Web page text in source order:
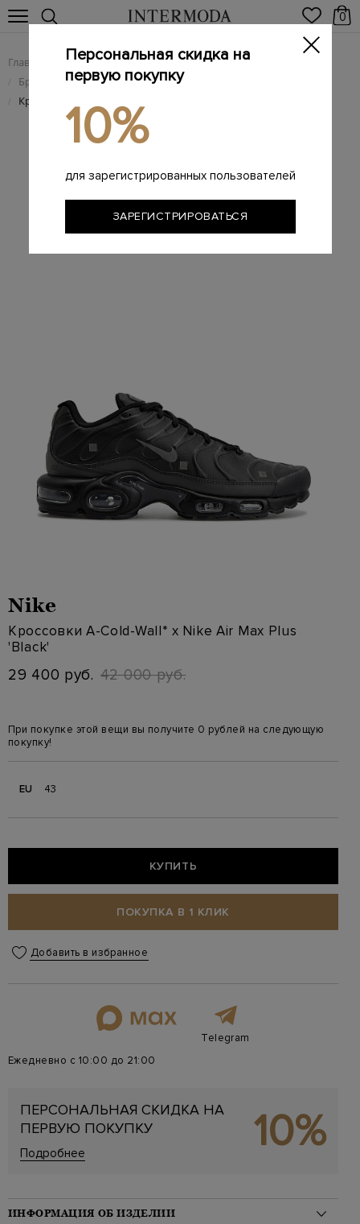
0
Главная Мужчинам / Брендовая мужская обувь
/ Брендовые мужские кроссовки
/ Кроссовки A-Cold-Wall* x Nike Air Max Plus 'Black'
Nike
Кроссовки A-Cold-Wall* x Nike Air Max Plus
'Black'
29 400 руб. 42 000 руб.
При покупке этой вещи вы получите 0 рублей на следующую
покупку!
EU 43
КУПИТЬ
ПОКУПКА В 1 КЛИК
Добавить в избранное
Telegram
Ежедневно с 10:00 до 21:00
ПЕРСОНАЛЬНАЯ СКИДКА НА
ПЕРВУЮ ПОКУПКУ
Подробнее 10%
ИНФОРМАЦИЯ ОБ ИЗДЕЛИИ
Персональная скидка на
первую покупку
10%
для зарегистрированных пользователей
ЗАРЕГИСТРИРОВАТЬСЯ